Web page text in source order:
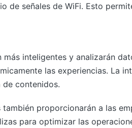
de señales de WiFi. Esto
más inteligentes y analizarán
las experiencias. La
de contenidos.
también proporcionarán a las
para optimizar las